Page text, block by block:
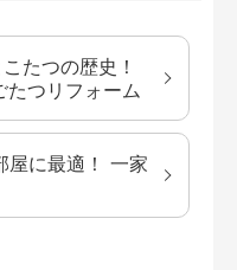
たつの歴史！
たつリフォーム
屋に最適！ 一家